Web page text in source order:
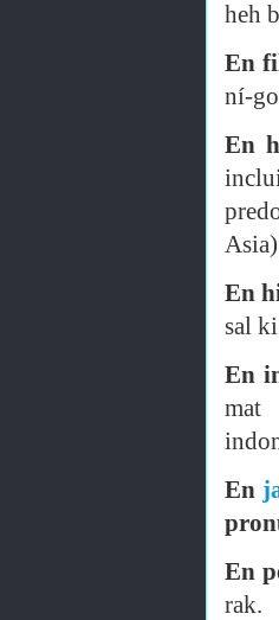
heh
En
ní-
En
En
sal
En
mat
En
En
rak.